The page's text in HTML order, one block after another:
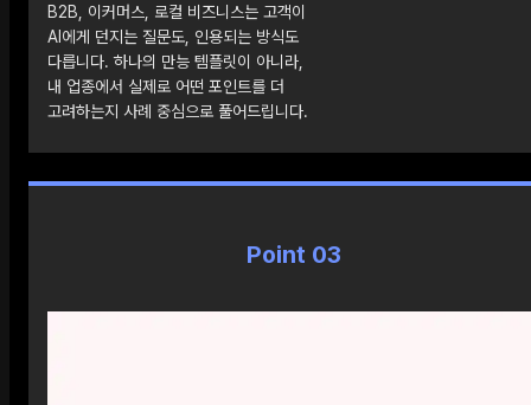
B2B, 이커머스, 로컬 비즈니스는 고객이
AI에게 던지는 질문도, 인용되는 방식도
다릅니다. 하나의 만능 템플릿이 아니라,
내 업종에서 실제로 어떤 포인트를 더
고려하는지 사례 중심으로 풀어드립니다.
Point 03